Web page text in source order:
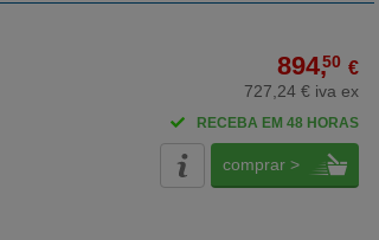
894,50 €
727,24 € iva ex
RECEBA EM 48 HORAS
comprar >